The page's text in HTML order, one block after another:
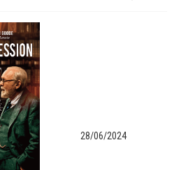
28/06/2024